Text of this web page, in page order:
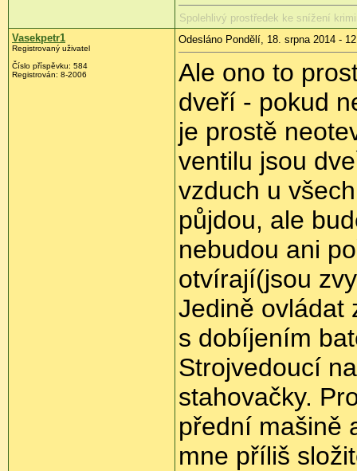
Spolehlivý prostředek ke snížení
Vasekpetr1
Registrovaný uživatel
Číslo příspěvku: 584
Registrován: 8-2006
Odesláno Pondělí, 18. srpna 2014 -
Ale ono to
dveří - pokud
je prostě
ventilu jsou
vzduch u
půjdou, ale
nebudou ani
otvírají(jsou
Jedině ovládat
s dobíjením
Strojvedoucí
stahovačky.
přední mašině
mne příliš